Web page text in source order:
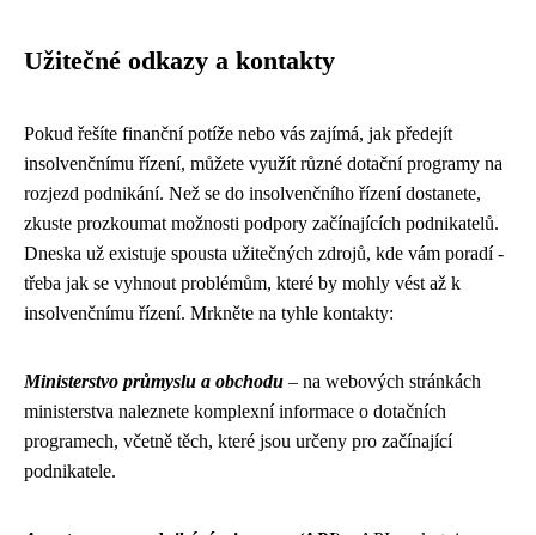
Užitečné odkazy a kontakty
Pokud řešíte finanční potíže nebo vás zajímá, jak předejít
insolvenčnímu řízení, můžete využít různé dotační programy na
rozjezd podnikání. Než se do insolvenčního řízení dostanete,
zkuste prozkoumat možnosti podpory začínajících podnikatelů.
Dneska už existuje spousta užitečných zdrojů, kde vám poradí -
třeba jak se vyhnout problémům, které by mohly vést až k
insolvenčnímu řízení. Mrkněte na tyhle kontakty:
Ministerstvo průmyslu a obchodu – na webových stránkách
ministerstva naleznete komplexní informace o dotačních
programech, včetně těch, které jsou určeny pro začínající
podnikatele.